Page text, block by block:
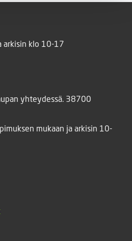
arkisin klo 10-17
yhteydessä. 38700
mukaan ja arkisin 10-